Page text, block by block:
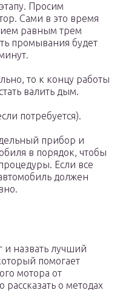
Просим
Сами в это время
равным трем
промывания будет
то к концу работы
валить дым.
потребуется).
прибор и
в порядок, чтобы
Если все
должен
и назвать лучший
помогает
мотора от
рассказать о методах